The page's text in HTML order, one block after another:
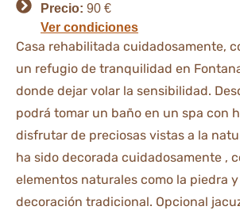
Precio: 90 €
Ver condiciones
Casa rehabilitada cuidadosamente,
un refugio de tranquilidad en
donde dejar volar la sensibilidad.
podrá tomar un baño en un spa con
disfrutar de preciosas vistas a la
ha sido decorada cuidadosamente ,
elementos naturales como la piedra
decoración tradicional. Opcional